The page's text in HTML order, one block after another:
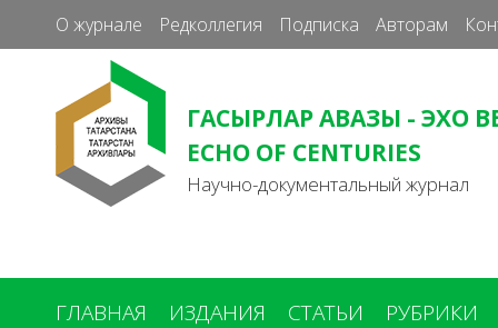
О журнале Редколлегия Подписка Авторам
ГАСЫРЛАР АВАЗЫ - ЭХО
ECHO OF CENTURIES
Научно-документальный журнал
ГЛАВНАЯ ИЗДАНИЯ СТАТЬИ РУБРИКИ